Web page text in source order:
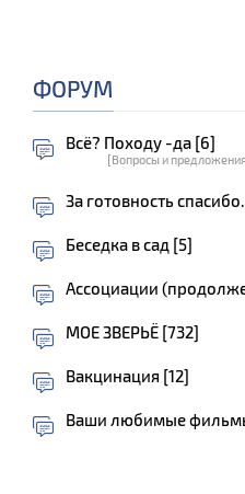
ФОРУМ
Всё? Походу -да [6]
[Вопросы и
За готовность
Беседка в сад [5]
Ассоциации
МОЕ ЗВЕРЬЁ [732]
Вакцинация [12]
Ваши любимые